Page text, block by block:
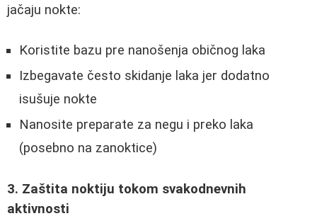
jačaju nokte:
Koristite bazu pre nanošenja običnog laka
Izbegavate često skidanje laka jer dodatno
isušuje nokte
Nanosite preparate za negu i preko laka
(posebno na zanoktice)
3. Zaštita noktiju tokom svakodnevnih
aktivnosti